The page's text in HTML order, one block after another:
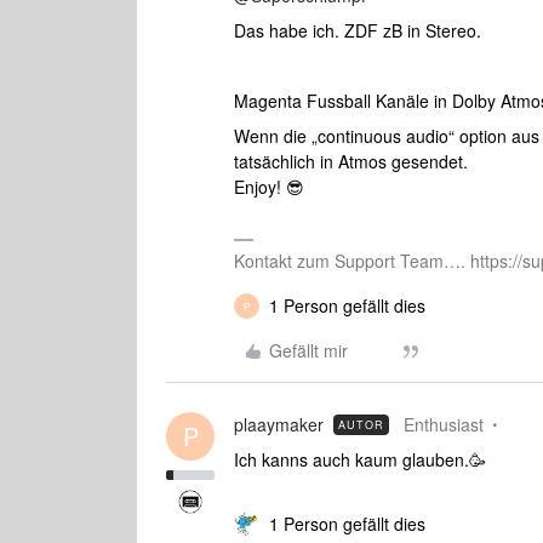
Das habe ich. ZDF zB in Stereo.
Magenta Fussball Kanäle in Dolby
Wenn die „continuous audio“ option
tatsächlich in Atmos gesendet.
Enjoy! 😎
Kontakt zum Support Team…. https://
P
1 Person gefällt dies
Gefällt mir
P plaaymaker AUTOR
Enthusiast
Ich kanns auch kaum glauben.🥳
1 Person gefällt dies